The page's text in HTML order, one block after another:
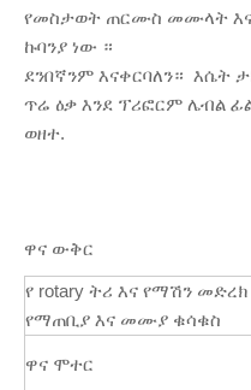
የመስታወት ጠርሙስ መሙላት
ኩባንያ ነው ።
ደንበኛንም እናቀርባለን። እሴት
ጥሬ ዕቃ እንደ ፕሪፎርም ሌብል
ወዘተ.
ዋና ውቅር
የ rotary ትሪ እና የማሽን መድረክ
የማጠቢያ እና መሙያ ቁሳቁስ
ዋና ሞተር